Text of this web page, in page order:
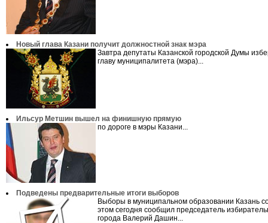
Новый глава Казани получит должностной знак мэра
Завтра депутаты Казанской городской Думы
главу муниципалитета (мэра)...
Ильсур Метшин вышел на финишную прямую
по дороге в мэры Казани...
Подведены предварительные итоги выборов
Выборы в муниципальном образовании Казань
этом сегодня сообщил председатель
города Валерий Дашин...